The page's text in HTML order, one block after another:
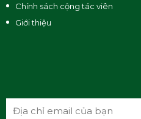
CHARCOAL POWDER
Hấp thụ dầu thừa
Hỗ trợ giảm bít tắc
Chính sách cộng tác viên
Giới thiệu